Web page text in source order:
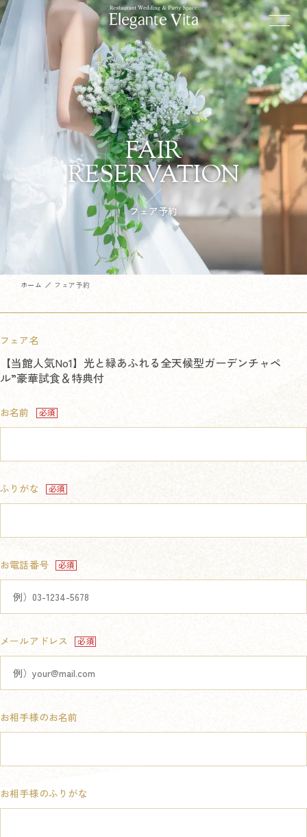
FAIR
RESERVATION
フェア予約
ホーム フェア予約
フェア名
【当館人気No1】光と緑あふれる全天候型ガーデンチャペ
ル”豪華試食＆特典付
お名前
ふりがな
お電話番号
メールアドレス
お相手様のお名前
お相手様のふりがな